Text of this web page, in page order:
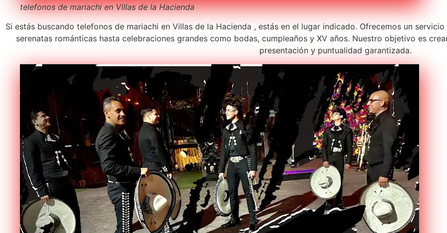
telefonos de mariachi en Villas de la Hacienda
Si estás buscando telefonos de mariachi en Villas de la Hacienda , estás en el lugar indicado. Ofrecemos un
serenatas románticas hasta celebraciones grandes como bodas, cumpleaños y XV años. Nuestro objetivo es
presentación y puntualidad garantizada.